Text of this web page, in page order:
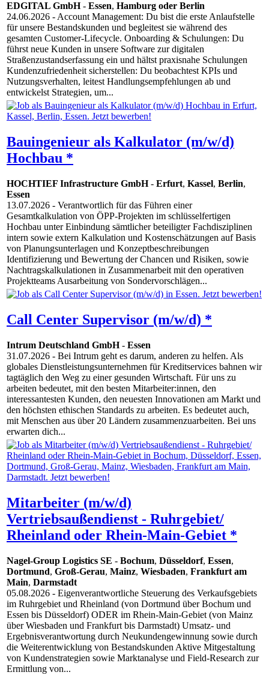
EDGITAL GmbH- Essen, Hamburg oder Berlin
24.06.2026 - Account Management: Du bist die erste Anlaufstelle
für unsere Bestandskunden und begleitest sie während des
gesamten Customer-Lifecycle. Onboarding & Schulungen: Du
führst neue Kunden in unsere Software zur digitalen
Straßenzustandserfassung ein und hältst praxisnahe Schulungen
Kundenzufriedenheit sicherstellen: Du beobachtest KPIs und
Nutzungsverhalten, leitest Handlungsempfehlungen ab und
entwickelst Strategien, um...
Bauingenieur als Kalkulator (m/w/d)
Hochbau *
HOCHTIEF Infrastructure GmbH- Erfurt, Kassel, Berlin,
Essen
13.07.2026 - Verantwortlich für das Führen einer
Gesamtkalkulation von ÖPP-Projekten im schlüsselfertigen
Hochbau unter Einbindung sämtlicher beteiligter Fachdisziplinen
intern sowie extern Kalkulation und Kostenschätzungen auf Basis
von Planungsunterlagen und Konzeptbeschreibungen
Identifizierung und Bewertung der Chancen und Risiken, sowie
Nachtragskalkulationen in Zusammenarbeit mit den operativen
Projektteams Ausarbeitung von Sondervorschlägen...
Call Center Supervisor (m/w/d) *
Intrum Deutschland GmbH- Essen
31.07.2026 - Bei Intrum geht es darum, anderen zu helfen. Als
globales Dienstleistungsunternehmen für Kreditservices bahnen wir
tagtäglich den Weg zu einer gesunden Wirtschaft. Für uns zu
arbeiten bedeutet, mit den besten Mitarbeiter:innen, den
interessantesten Kunden, den neuesten Innovationen am Markt und
den höchsten ethischen Standards zu arbeiten. Es bedeutet auch,
mit Menschen aus über 20 Ländern zusammenzuarbeiten. Bei uns
erwarten dich...
Mitarbeiter (m/w/d)
Vertriebsaußendienst - Ruhrgebiet/
Rheinland oder Rhein-Main-Gebiet *
Nagel-Group Logistics SE - Bochum, Düsseldorf, Essen,
Dortmund, Groß-Gerau, Mainz, Wiesbaden, Frankfurt am
Main, Darmstadt
05.08.2026 - Eigenverantwortliche Steuerung des Verkaufsgebiets
im Ruhrgebiet und Rheinland (von Dortmund über Bochum und
Essen bis Düsseldorf) ODER im Rhein-Main-Gebiet (von Mainz
über Wiesbaden und Frankfurt bis Darmstadt) Umsatz- und
Ergebnisverantwortung durch Neukundengewinnung sowie durch
die Weiterentwicklung von Bestandskunden Aktive Mitgestaltung
von Kundenstrategien sowie Marktanalyse und Field-Research zur
Ermittlung von...